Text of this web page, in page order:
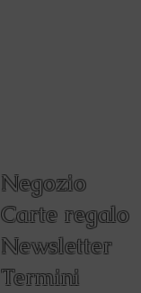
Negozio
Carte regalo
Newsletter
Termini